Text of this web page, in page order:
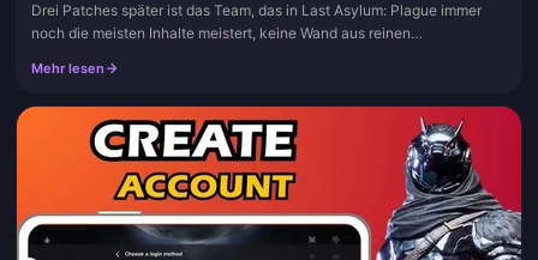
Drei Patches später ist das Team, das in Last Asylum: Plague immer
noch die meisten Inhalte meistert, keine Wand aus reinen
Kern, de...
Mehr lesen